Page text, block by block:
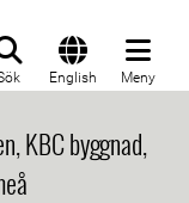
English Meny
KBC byggnad,